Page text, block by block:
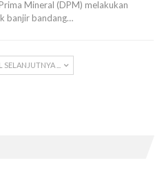
Mineral (DPM) melakukan
banjir bandang…
...